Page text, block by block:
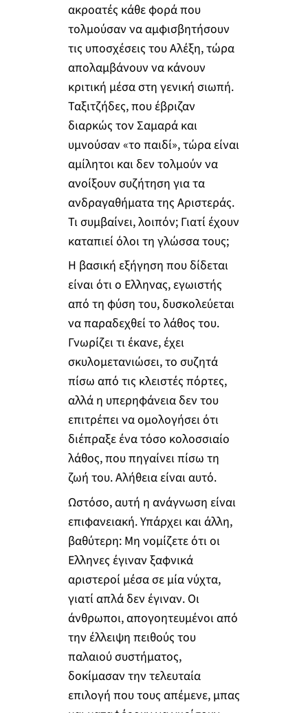
ακροατές κάθε φορά που
τολμούσαν να αμφισβητήσουν
τις υποσχέσεις του Αλέξη, τώρα
απολαμβάνουν να κάνουν
κριτική μέσα στη γενική σιωπή.
Ταξιτζήδες, που έβριζαν
διαρκώς τον Σαμαρά και
υμνούσαν «το παιδί», τώρα είναι
αμίλητοι και δεν τολμούν να
ανοίξουν συζήτηση για τα
ανδραγαθήματα της Αριστεράς.
Τι συμβαίνει, λοιπόν; Γιατί έχουν
καταπιεί όλοι τη γλώσσα τους;
Η βασική εξήγηση που δίδεται
είναι ότι ο Ελληνας, εγωιστής
από τη φύση του, δυσκολεύεται
να παραδεχθεί το λάθος του.
Γνωρίζει τι έκανε, έχει
σκυλομετανιώσει, το συζητά
πίσω από τις κλειστές πόρτες,
αλλά η υπερηφάνεια δεν του
επιτρέπει να ομολογήσει ότι
διέπραξε ένα τόσο κολοσσιαίο
λάθος, που πηγαίνει πίσω τη
ζωή του. Αλήθεια είναι αυτό.
Ωστόσο, αυτή η ανάγνωση είναι
επιφανειακή. Υπάρχει και άλλη,
βαθύτερη: Μη νομίζετε ότι οι
Ελληνες έγιναν ξαφνικά
αριστεροί μέσα σε μία νύχτα,
γιατί απλά δεν έγιναν. Οι
άνθρωποι, απογοητευμένοι από
την έλλειψη πειθούς του
παλαιού συστήματος,
δοκίμασαν την τελευταία
επιλογή που τους απέμενε, μπας